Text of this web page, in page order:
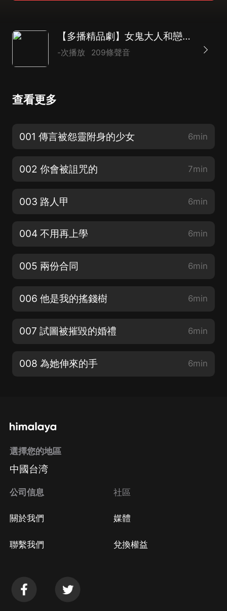
【多播精品劇】女鬼大人和戀愛腦的契約婚姻 |甜寵 |靈異 |先婚后愛
-次播放 209條聲音
查看更多
001 傳言被怨靈附身的少女 6min
002 你會被詛咒的 7min
003 路人甲 6min
004 不用再上學 6min
005 兩份合同 6min
006 他是我的搖錢樹 6min
007 試圖被摧毀的婚禮 6min
008 為她伸來的手 6min
選擇您的地區
中國台湾
公司信息
關於我們
聯繫我們
社區
媒體
兌換權益